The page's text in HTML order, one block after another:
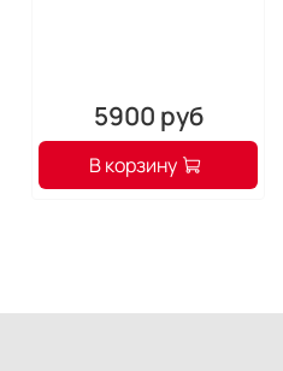
5900 руб
В корзину